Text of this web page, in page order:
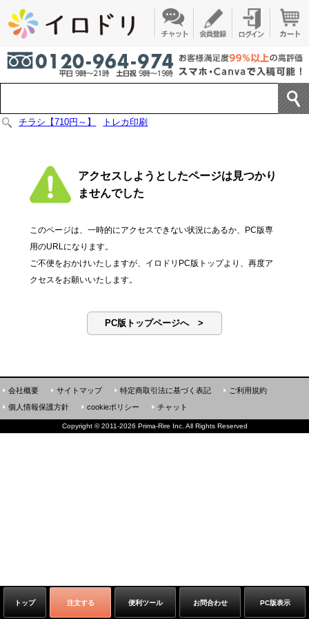
チラシ【710円～】 トレカ印刷
アクセスしようとしたページは見つかり
ませんでした
このページは、一時的にアクセスできない状況にあるか、PC版専
用のURLになります。
ご不便をおかけいたしますが、イロドリPC版トップより、再度ア
クセスをお願いいたします。
PC版トップページへ >
トップ 注文する 便利ツール お問合わせ PC版表示
会社概要 サイトマップ 特定商取引法に基づく表記
ご利用規約
個人情報保護方針
cookieポリシー チャット
Copyright ©2011-2026 Prima-Rire Inc. All Rights Reserved